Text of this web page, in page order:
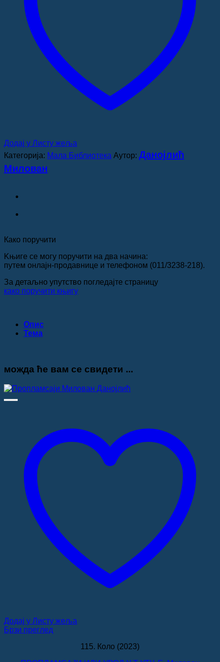
Додај у Листу жеља
Категорија: Мала Библиотека Аутор: Данојлић
Милован
Како поручити
Kњиге се могу поручити на два начина:
путем онлајн-продавнице и телефоном (011/3238-218).
За детаљно упутство погледајте страницу
како поручити књигу
Опис
Teма
можда ће вам се свидети ...
Додај у Листу жеља
Брзи преглед
115. Коло (2023)